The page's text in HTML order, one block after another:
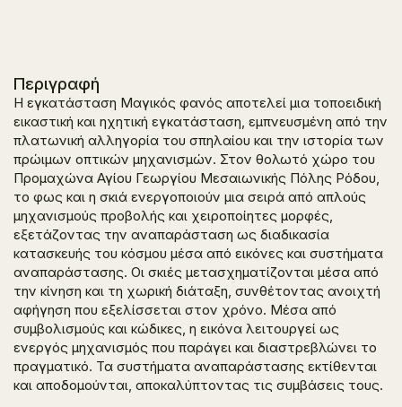
Περιγραφή
Η εγκατάσταση Μαγικός φανός αποτελεί μια τοποειδική
εικαστική και ηχητική εγκατάσταση, εμπνευσμένη από την
πλατωνική αλληγορία του σπηλαίου και την ιστορία των
πρώιμων οπτικών μηχανισμών. Στον θολωτό χώρο του
Προμαχώνα Αγίου Γεωργίου Μεσαιωνικής Πόλης Ρόδου,
το φως και η σκιά ενεργοποιούν μια σειρά από απλούς
μηχανισμούς προβολής και χειροποίητες μορφές,
εξετάζοντας την αναπαράσταση ως διαδικασία
κατασκευής του κόσμου μέσα από εικόνες και συστήματα
αναπαράστασης. Οι σκιές μετασχηματίζονται μέσα από
την κίνηση και τη χωρική διάταξη, συνθέτοντας ανοιχτή
αφήγηση που εξελίσσεται στον χρόνο. Μέσα από
συμβολισμούς και κώδικες, η εικόνα λειτουργεί ως
ενεργός μηχανισμός που παράγει και διαστρεβλώνει το
πραγματικό. Τα συστήματα αναπαράστασης εκτίθενται
και αποδομούνται, αποκαλύπτοντας τις συμβάσεις τους.